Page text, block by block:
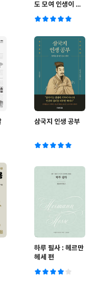
도 모여 인생이 꽃
삼국지 인생 공부
하루 필사 : 헤르만
헤세 편